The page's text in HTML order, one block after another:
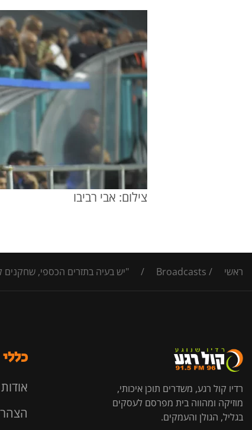
צילום: אבי רביבו
ראשי /
Broadcasts
/ "יש בעיה בתזרים הכספי, שחקנים
רדיו קול רגע, משדרים תוכן איכותי,
מוזיקה ומהווה בית מפרסם לעסקים
בגליל, הגולן והעמקים.
כללי
אודות